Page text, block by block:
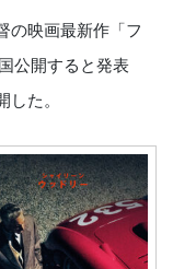
の映画最新作「フ
公開すると発表
た。